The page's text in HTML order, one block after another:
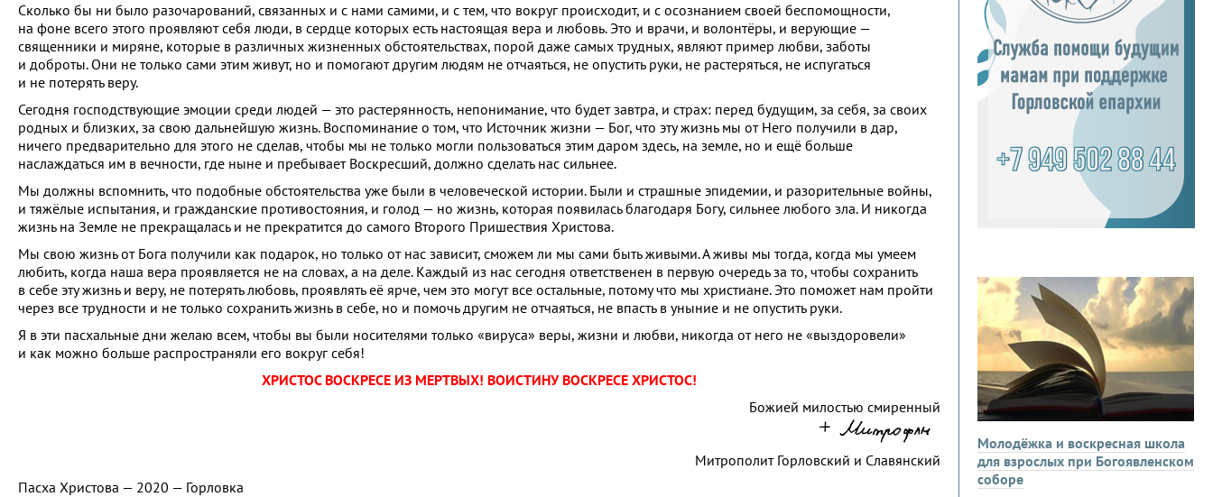
Сколько бы ни было разочарований, связанных и с нами самими, и с тем, что вокруг происходит, и с осознанием своей беспомощности,
на фоне всего этого проявляют себя люди, в сердце которых есть настоящая вера и любовь. Это и врачи, и волонтёры, и верующие —
священники и миряне, которые в различных жизненных обстоятельствах, порой даже самых трудных, являют пример любви, заботы
и доброты. Они не только сами этим живут, но и помогают другим людям не отчаяться, не опустить руки, не растеряться, не испугаться
и не потерять веру.
Сегодня господствующие эмоции среди людей — это растерянность, непонимание, что будет завтра, и страх: перед будущим, за себя, за своих
родных и близких, за свою дальнейшую жизнь. Воспоминание о том, что Источник жизни — Бог, что эту жизнь мы от Него получили в дар,
ничего предварительно для этого не сделав, чтобы мы не только могли пользоваться этим даром здесь, на земле, но и ещё больше
наслаждаться им в вечности, где ныне и пребывает Воскресший, должно сделать нас сильнее.
Мы должны вспомнить, что подобные обстоятельства уже были в человеческой истории. Были и страшные эпидемии, и разорительные войны,
и тяжёлые испытания, и гражданские противостояния, и голод — но жизнь, которая появилась благодаря Богу, сильнее любого зла. И никогда
жизнь на Земле не прекращалась и не прекратится до самого Второго Пришествия Христова.
Мы свою жизнь от Бога получили как подарок, но только от нас зависит, сможем ли мы сами быть живыми. А живы мы тогда, когда мы умеем
любить, когда наша вера проявляется не на словах, а на деле. Каждый из нас сегодня ответственен в первую очередь за то, чтобы сохранить
в себе эту жизнь и веру, не потерять любовь, проявлять её ярче, чем это могут все остальные, потому что мы христиане. Это поможет нам пройти
через все трудности и не только сохранить жизнь в себе, но и помочь другим не отчаяться, не впасть в уныние и не опустить руки.
Я в эти пасхальные дни желаю всем, чтобы вы были носителями только «вируса» веры, жизни и любви, никогда от него не «выздоровели»
и как можно больше распространяли его вокруг себя!
ХРИСТОС ВОСКРЕСЕ ИЗ МЕРТВЫХ! ВОИСТИНУ ВОСКРЕСЕ ХРИСТОС!
Божией милостью смиренный
Митрополит Горловский и Славянский
Пасха Христова — 2020 — Горловка
Молодёжка и воскресная школа
для взрослых при Богоявленском
соборе